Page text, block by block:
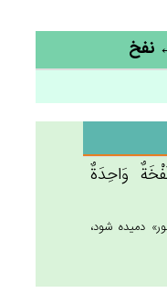
وَاحِدَة‌ٌ
دميده شود،